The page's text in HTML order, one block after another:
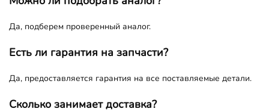
Да, подберем проверенный аналог.
Есть ли гарантия на запчасти?
Да, предоставляется гарантия на все поставляемые детали.
Сколько занимает доставка?